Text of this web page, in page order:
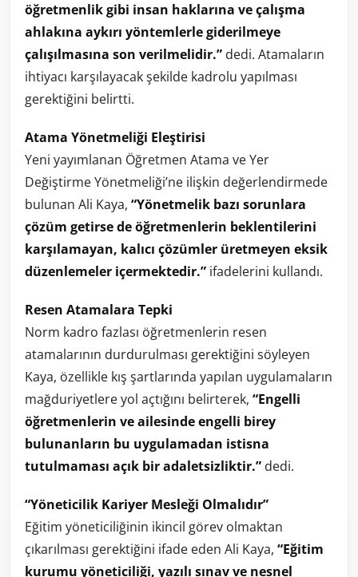
öğretmenlik gibi insan haklarına ve çalışma
ahlakına aykırı yöntemlerle giderilmeye
çalışılmasına son verilmelidir.” dedi. Atamaların
ihtiyacı karşılayacak şekilde kadrolu yapılması
gerektiğini belirtti.
Atama Yönetmeliği Eleştirisi
Yeni yayımlanan Öğretmen Atama ve Yer
Değiştirme Yönetmeliği’ne ilişkin değerlendirmede
bulunan Ali Kaya, “Yönetmelik bazı sorunlara
çözüm getirse de öğretmenlerin beklentilerini
karşılamayan, kalıcı çözümler üretmeyen eksik
düzenlemeler içermektedir.” ifadelerini kullandı.
Resen Atamalara Tepki
Norm kadro fazlası öğretmenlerin resen
atamalarının durdurulması gerektiğini söyleyen
Kaya, özellikle kış şartlarında yapılan uygulamaların
mağduriyetlere yol açtığını belirterek, “Engelli
öğretmenlerin ve ailesinde engelli birey
bulunanların bu uygulamadan istisna
tutulmaması açık bir adaletsizliktir.” dedi.
“Yöneticilik Kariyer Mesleği Olmalıdır”
Eğitim yöneticiliğinin ikincil görev olmaktan
çıkarılması gerektiğini ifade eden Ali Kaya, “Eğitim
kurumu yöneticiliği, yazılı sınav ve nesnel